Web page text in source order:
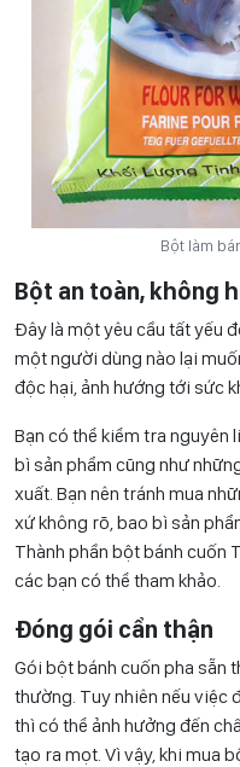
Bột làm
Bột an toàn, không
Đây là một yêu cầu tất yếu
một người dùng nào lại
độc hại, ảnh hướng tới sức
Bạn có thể kiểm tra nguyên
bì sản phẩm cũng như
xuất. Bạn nên tránh mua
xứ không rõ, bao bì sản
Thành phần bột bánh cuốn
các bạn có thể tham khảo.
Đóng gói cẩn thận
Gói bột bánh cuốn pha sẵn
thường. Tuy nhiên nếu việc
thì có thể ảnh hưởng đến
tạo ra mọt. Vì vậy, khi mua